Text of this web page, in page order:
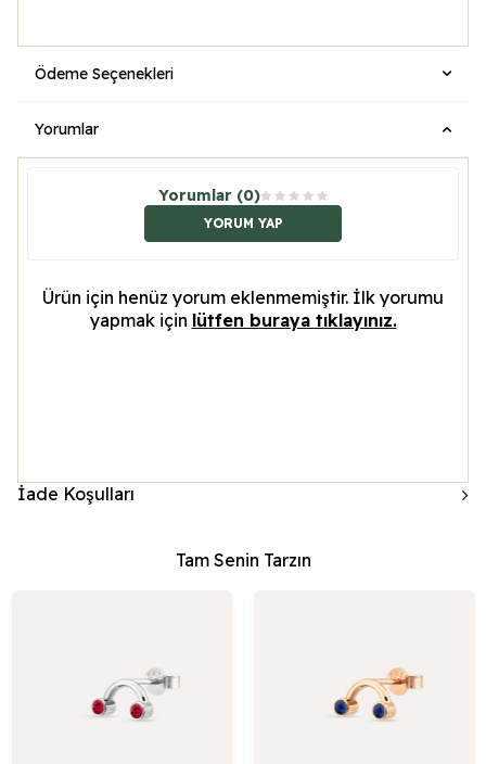
Ödeme Seçenekleri
Yorumlar
Yorumlar (0)
YORUM YAP
Ürün için henüz yorum eklenmemiştir. İlk yorumu
yapmak için lütfen buraya tıklayınız.
İade Koşulları
Tam Senin Tarzın